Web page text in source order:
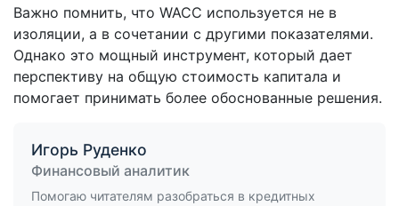
Важно помнить, что WACC используется не в
изоляции, а в сочетании с другими показателями.
Однако это мощный инструмент, который дает
перспективу на общую стоимость капитала и
помогает принимать более обоснованные решения.
Игорь Руденко
Финансовый аналитик
Помогаю читателям разобраться в кредитных